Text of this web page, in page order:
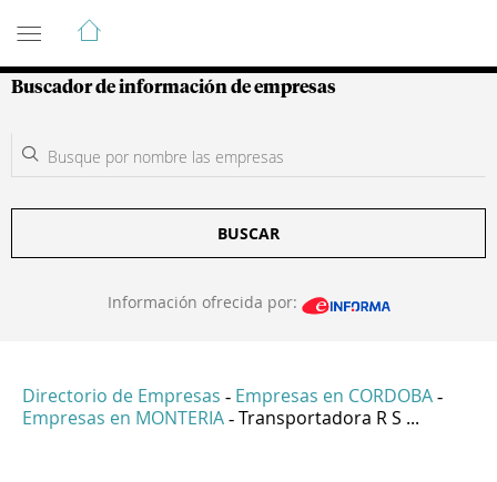
Guía de Empresas Colombianas
Buscador de información de empresas
BUSCAR
Información ofrecida por:
Directorio de Empresas - Empresas en CORDOBA -
Empresas en MONTERIA - Transportadora R S ...